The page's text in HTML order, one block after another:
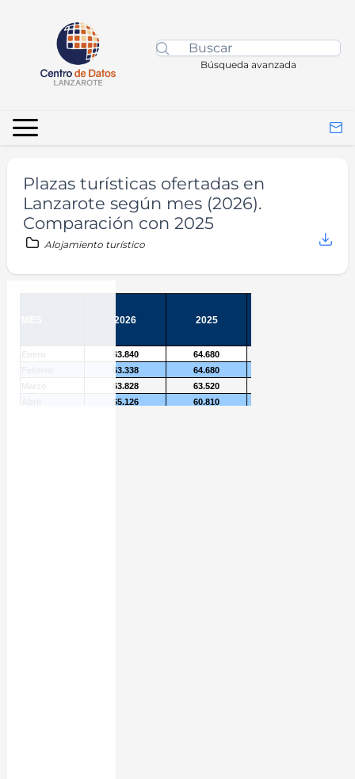
Búsqueda avanzada
Plazas turísticas ofertadas en
Lanzarote según mes (2026).
Comparación con 2025
Alojamiento turístico